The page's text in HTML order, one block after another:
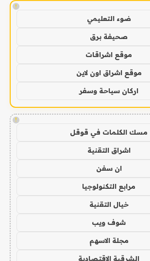
!
ضوء التعليمي
صحيفة برق
موقع اشراقات
موقع اشراق اون لاين
اركان سياحة وسفر
!
مسك الكلمات في قوقل
اشراق التقنية
ان سفن
مرابع التكنولوجيا
خيال التقنية
شوف ويب
مجلة الاسهم
الشرقية الاقتصادية